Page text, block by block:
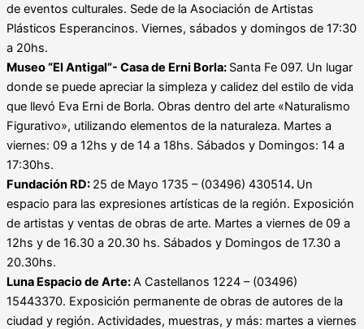
de eventos culturales. Sede de la Asociación de Artistas
Plásticos Esperancinos. Viernes, sábados y domingos de 17:30
a 20hs.
Museo “El Antigal”- Casa de Erni Borla: Santa Fe 097. Un lugar
donde se puede apreciar la simpleza y calidez del estilo de vida
que llevó Eva Erni de Borla. Obras dentro del arte «Naturalismo
Figurativo», utilizando elementos de la naturaleza. Martes a
viernes: 09 a 12hs y de 14 a 18hs. Sábados y Domingos: 14 a
17:30hs.
Fundación RD: 25 de Mayo 1735 – (03496) 430514. Un
espacio para las expresiones artísticas de la región. Exposición
de artistas y ventas de obras de arte. Martes a viernes de 09 a
12hs y de 16.30 a 20.30 hs. Sábados y Domingos de 17.30 a
20.30hs.
Luna Espacio de Arte:A Castellanos 1224 – (03496)
15443370. Exposición permanente de obras de autores de la
ciudad y región. Actividades, muestras, y más: martes a viernes